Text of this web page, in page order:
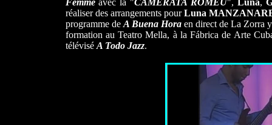
Femmeavec la "CAMERATA ROMEU", Luna,
réaliser des arrangements pourLuna
programme de A Buena Horaen direct de La Zorra
formation au Teatro Mella, à la Fábrica de Arte
télévisé A Todo Jazz.